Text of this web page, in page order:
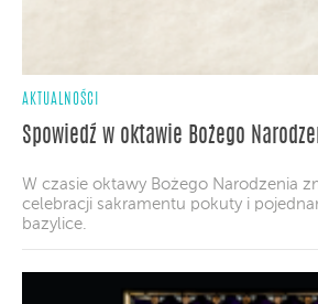
AKTUALNOŚCI
Spowiedź w oktawie Bożego
W czasie oktawy Bożego Narodzenia
celebracji sakramentu pokuty i
bazylice.